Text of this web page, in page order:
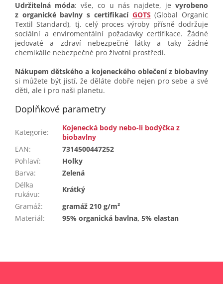
Udržitelná móda: vše, co u nás najdete, je vyrobeno
z organické bavlny s certifikací GOTS (Global Organic
Textil Standard), tj. celý proces výroby přísně dodržuje
sociální a enviromentální požadavky certifikace. Žádné
jedovaté a zdraví nebezpečné látky a taky žádné
chemikálie nebezpečné pro životní prostředí.
Nákupem dětského a kojeneckého oblečení z biobavlny
si můžete být jistí, že děláte dobře nejen pro sebe a své
děti, ale i pro naši planetu.
Doplňkové parametry
Kategorie:
Kojenecká body nebo-li bodýčka z
biobavlny
EAN:
7314500447252
Pohlaví:
Holky
Barva:
Zelená
Délka
rukávu:
Krátký
Gramáž:
gramáž 210 g/m²
Materiál: 95% organická bavlna, 5% elastan